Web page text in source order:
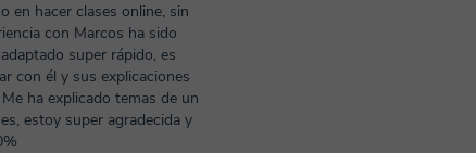
en hacer clases online, sin
con Marcos ha sido
super rápido, es
con él y sus explicaciones
ha explicado temas de un
estoy super agradecida y